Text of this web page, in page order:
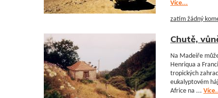
Více...
zatím žádný
Chutě,
Na Madeiře
Henriqua a
tropických
eukalyptovém
Africe na ...